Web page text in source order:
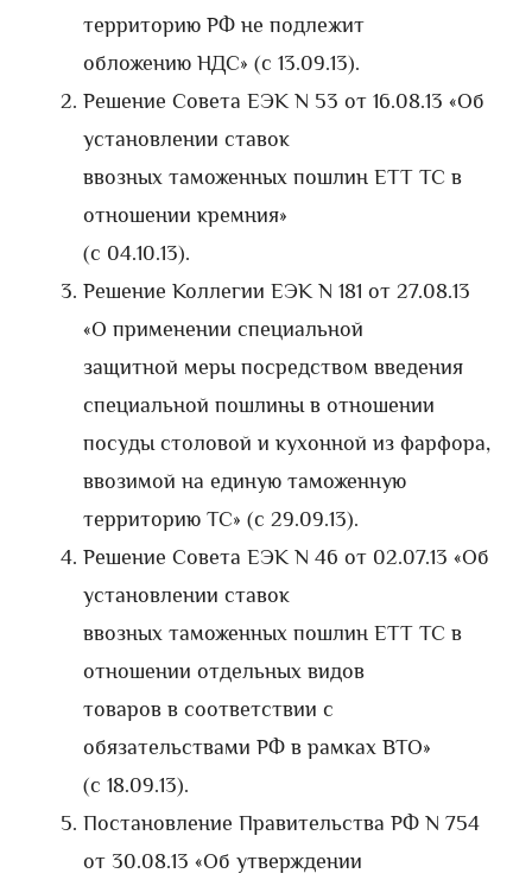
территорию РФ не подлежит
обложению НДС» (с 13.09.13).
Решение Совета ЕЭК N 53 от 16.08.13 «Об
установлении ставок
ввозных таможенных пошлин ЕТТ ТС в
отношении кремния»
(с 04.10.13).
Решение Коллегии ЕЭК N 181 от 27.08.13
«О применении специальной
защитной меры посредством введения
специальной пошлины в отношении
посуды столовой и кухонной из фарфора,
ввозимой на единую таможенную
территорию ТС» (с 29.09.13).
Решение Совета ЕЭК N 46 от 02.07.13 «Об
установлении ставок
ввозных таможенных пошлин ЕТТ ТС в
отношении отдельных видов
товаров в соответствии с
обязательствами РФ в рамках ВТО»
(с 18.09.13).
Постановление Правительства РФ N 754
от 30.08.13 «Об утверждении